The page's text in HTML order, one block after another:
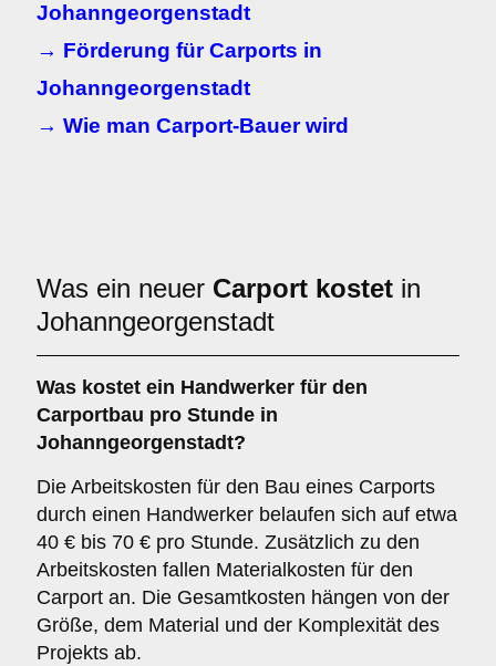
Johanngeorgenstadt
→ Förderung für Carports in
Johanngeorgenstadt
→ Wie man Carport-Bauer wird
Was ein neuer Carport kostet in
Johanngeorgenstadt
Was kostet ein Handwerker für den
Carportbau pro Stunde in
Johanngeorgenstadt?
Die Arbeitskosten für den Bau eines Carports
durch einen Handwerker belaufen sich auf etwa
40 € bis 70 € pro Stunde. Zusätzlich zu den
Arbeitskosten fallen Materialkosten für den
Carport an. Die Gesamtkosten hängen von der
Größe, dem Material und der Komplexität des
Projekts ab.